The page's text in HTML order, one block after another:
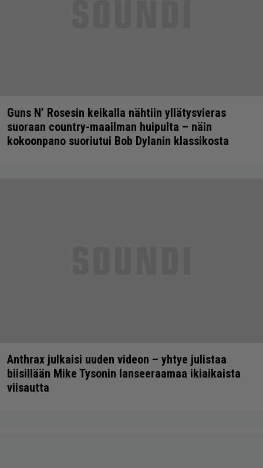
Guns N’ Rosesin keikalla nähtiin yllätysvieras
suoraan country-maailman huipulta – näin
kokoonpano suoriutui Bob Dylanin klassikosta
Anthrax julkaisi uuden videon – yhtye julistaa
biisillään Mike Tysonin lanseeraamaa ikiaikaista
viisautta